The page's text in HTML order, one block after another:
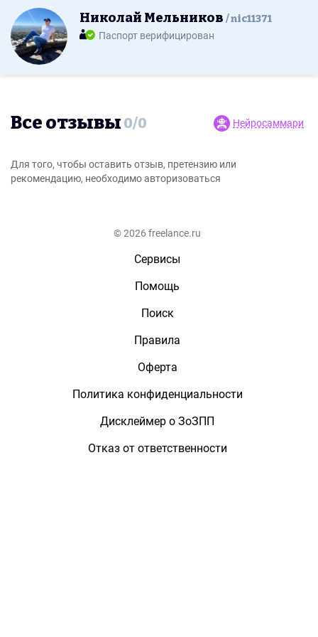
Николай Мельников nic11371
Паспорт верифицирован
Все отзывы 0/0 Нейросаммари
Для того, чтобы оставить отзыв, претензию или
рекомендацию, необходимо авторизоваться
© 2026 freelance.ru
Сервисы
Помощь
Поиск
Правила
Оферта
Политика конфиденциальности
Дисклеймер о ЗоЗПП
Отказ от ответственности